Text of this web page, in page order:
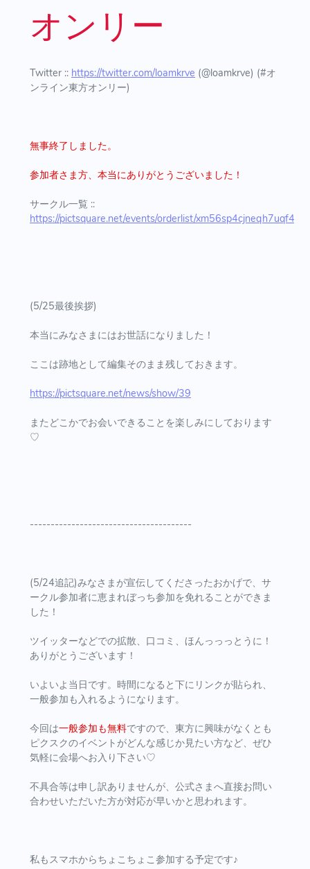
オンリー
Twitter :: https://twitter.com/loamkrve (@loamkrve) (#オ
ンライン東方オンリー)
無事終了しました。
参加者さま方、本当にありがとうございました！
サークル一覧 ::
https://pictsquare.net/events/orderlist/
(5/25最後挨拶)
本当にみなさまにはお世話になりました！
ここは跡地として編集そのまま残しておきます。
https://pictsquare.net/news/show/39
またどこかでお会いできることを楽しみにしております
♡
---------------------------------------
(5/24追記)みなさまが宣伝してくださったおかげで、サ
ークル参加者に恵まれぼっち参加を免れることができま
した！
ツイッターなどでの拡散、口コミ、ほんっっっとうに！
ありがとうございます！
いよいよ当日です。時間になると下にリンクが貼られ、
一般参加も入れるようになります。
今回は一般参加も無料ですので、東方に興味がなくとも
ピクスクのイベントがどんな感じか見たい方など、ぜひ
気軽に会場へお入り下さい♡
不具合等は申し訳ありませんが、公式さまへ直接お問い
合わせいただいた方が対応が早いかと思われます。
私もスマホからちょこちょこ参加する予定です♪